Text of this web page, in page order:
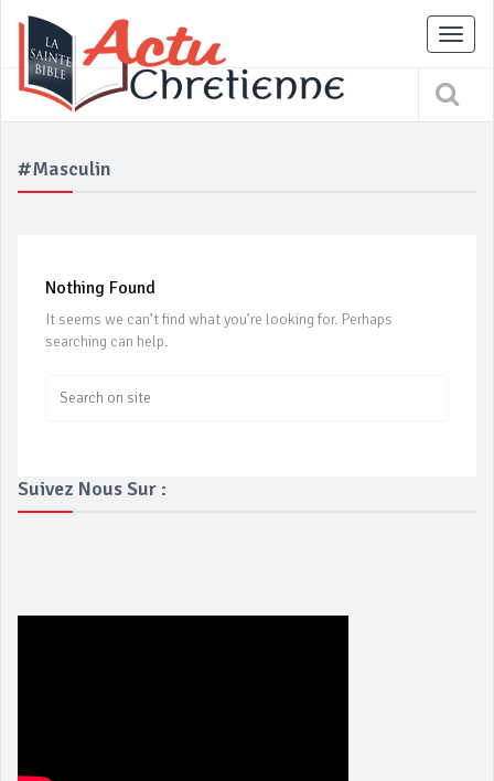
#masculin
Nothing Found
It seems we can’t find what you’re looking for. Perhaps
searching can help.
Suivez Nous Sur :